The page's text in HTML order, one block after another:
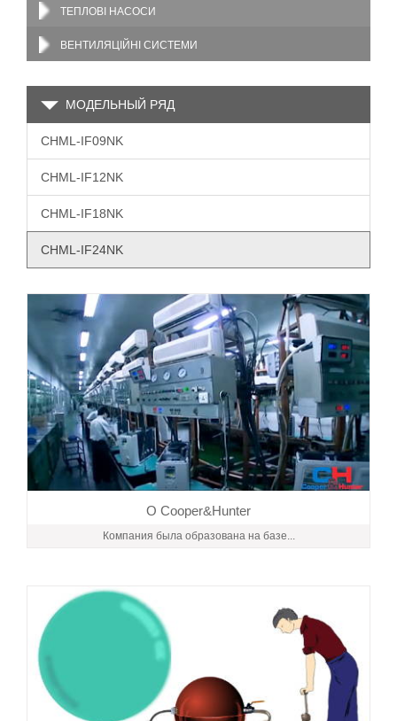
ТЕПЛОВІ НАСОСИ
ВЕНТИЛЯЦІЙНІ СИСТЕМИ
МОДЕЛЬНЫЙ РЯД
CHML-IF09NK
CHML-IF12NK
CHML-IF18NK
CHML-IF24NK
О Cooper&Hunter
Компания была образована на базе...